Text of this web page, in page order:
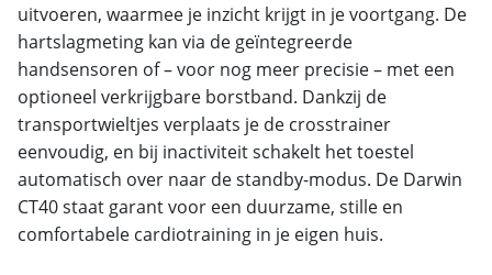
uitvoeren, waarmee je inzicht krijgt in je voortgang. De
hartslagmeting kan via de geïntegreerde
handsensoren of – voor nog meer precisie – met een
optioneel verkrijgbare borstband. Dankzij de
transportwieltjes verplaats je de crosstrainer
eenvoudig, en bij inactiviteit schakelt het toestel
automatisch over naar de standby-modus. De Darwin
CT40 staat garant voor een duurzame, stille en
comfortabele cardiotraining in je eigen huis.